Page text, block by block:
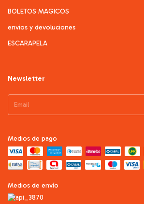
BOLETOS MAGICOS
envios y devoluciones
ESCARAPELA
Newsletter
Medios de pago
Medios de envío